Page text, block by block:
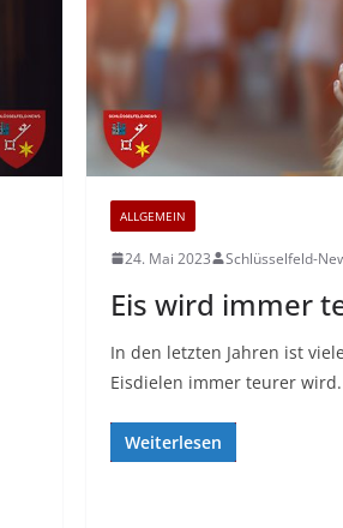
ALLGEMEIN
24. Mai 2023 Schlüsselfeld-
Eis wird immer
In den letzten Jahren ist
Eisdielen immer teurer
Weiterlesen